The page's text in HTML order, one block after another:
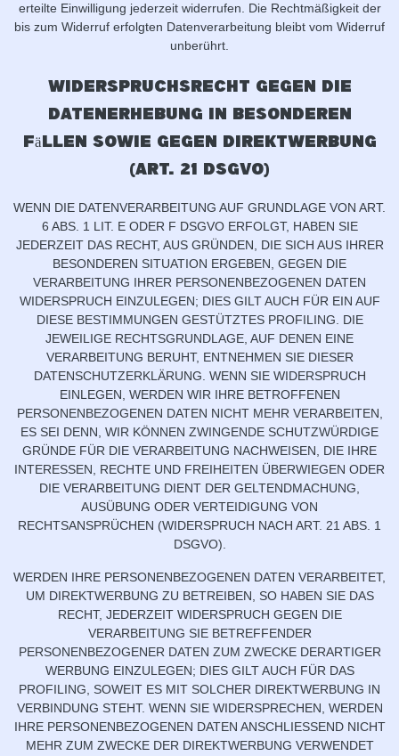
erteilte Einwilligung jederzeit widerrufen. Die Rechtmäßigkeit der
bis zum Widerruf erfolgten Datenverarbeitung bleibt vom Widerruf
unberührt.
Widerspruchsrecht gegen die
Datenerhebung in besonderen
Fällen sowie gegen Direktwerbung
(Art. 21 DSGVO)
WENN DIE DATENVERARBEITUNG AUF GRUNDLAGE VON ART.
6 ABS. 1 LIT. E ODER F DSGVO ERFOLGT, HABEN SIE
JEDERZEIT DAS RECHT, AUS GRÜNDEN, DIE SICH AUS IHRER
BESONDEREN SITUATION ERGEBEN, GEGEN DIE
VERARBEITUNG IHRER PERSONENBEZOGENEN DATEN
WIDERSPRUCH EINZULEGEN; DIES GILT AUCH FÜR EIN AUF
DIESE BESTIMMUNGEN GESTÜTZTES PROFILING. DIE
JEWEILIGE RECHTSGRUNDLAGE, AUF DENEN EINE
VERARBEITUNG BERUHT, ENTNEHMEN SIE DIESER
DATENSCHUTZERKLÄRUNG. WENN SIE WIDERSPRUCH
EINLEGEN, WERDEN WIR IHRE BETROFFENEN
PERSONENBEZOGENEN DATEN NICHT MEHR VERARBEITEN,
ES SEI DENN, WIR KÖNNEN ZWINGENDE SCHUTZWÜRDIGE
GRÜNDE FÜR DIE VERARBEITUNG NACHWEISEN, DIE IHRE
INTERESSEN, RECHTE UND FREIHEITEN ÜBERWIEGEN ODER
DIE VERARBEITUNG DIENT DER GELTENDMACHUNG,
AUSÜBUNG ODER VERTEIDIGUNG VON
RECHTSANSPRÜCHEN (WIDERSPRUCH NACH ART. 21 ABS. 1
DSGVO).
WERDEN IHRE PERSONENBEZOGENEN DATEN VERARBEITET,
UM DIREKTWERBUNG ZU BETREIBEN, SO HABEN SIE DAS
RECHT, JEDERZEIT WIDERSPRUCH GEGEN DIE
VERARBEITUNG SIE BETREFFENDER
PERSONENBEZOGENER DATEN ZUM ZWECKE DERARTIGER
WERBUNG EINZULEGEN; DIES GILT AUCH FÜR DAS
PROFILING, SOWEIT ES MIT SOLCHER DIREKTWERBUNG IN
VERBINDUNG STEHT. WENN SIE WIDERSPRECHEN, WERDEN
IHRE PERSONENBEZOGENEN DATEN ANSCHLIESSEND NICHT
MEHR ZUM ZWECKE DER DIREKTWERBUNG VERWENDET